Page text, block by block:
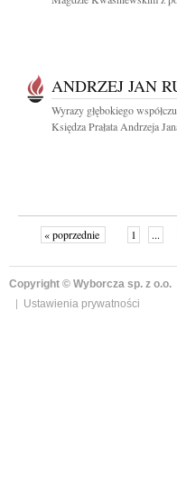
ANDRZEJ JAN
Wyrazy głębokiego
Księdza Prałata Andrzeja
« poprzednie 1 ...
Copyright © Wyborcza sp. z o.o.
Ustawienia prywatności